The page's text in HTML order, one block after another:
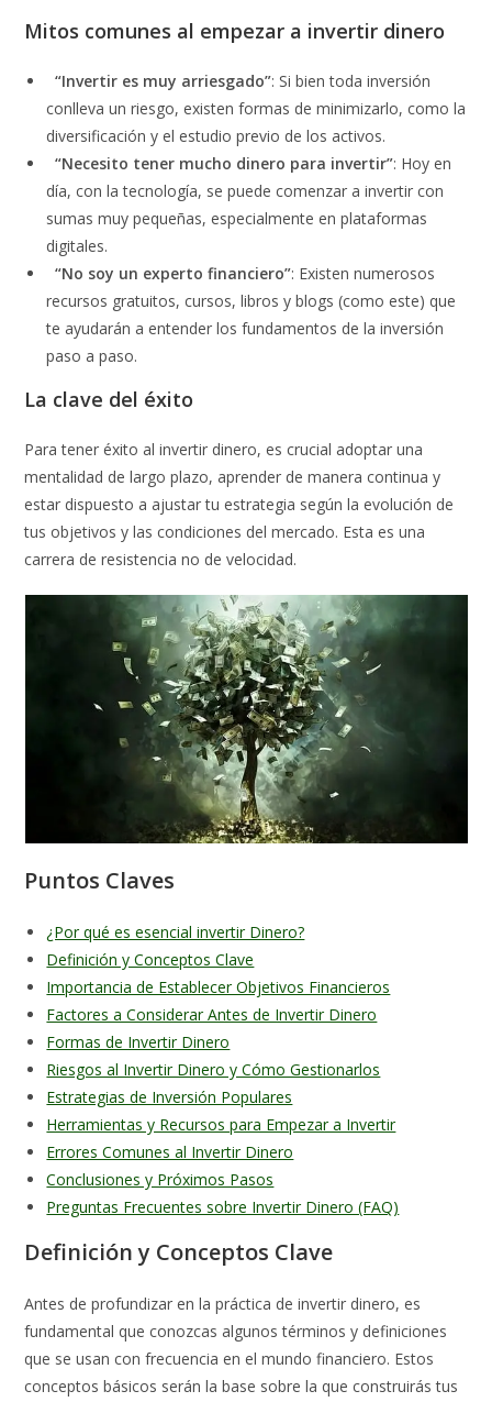
Mitos comunes al empezar a invertir dinero
“Invertir es muy arriesgado”: Si bien toda inversión
conlleva un riesgo, existen formas de minimizarlo, como la
diversificación y el estudio previo de los activos.
“Necesito tener mucho dinero para invertir”: Hoy en
día, con la tecnología, se puede comenzar a invertir con
sumas muy pequeñas, especialmente en plataformas
digitales.
“No soy un experto financiero”: Existen numerosos
recursos gratuitos, cursos, libros y blogs (como este) que
te ayudarán a entender los fundamentos de la inversión
paso a paso.
La clave del éxito
Para tener éxito al invertir dinero, es crucial adoptar una
mentalidad de largo plazo, aprender de manera continua y
estar dispuesto a ajustar tu estrategia según la evolución de
tus objetivos y las condiciones del mercado. Esta es una
carrera de resistencia no de velocidad.
Puntos Claves
¿Por qué es esencial invertir Dinero?
Definición y Conceptos Clave
Importancia de Establecer Objetivos Financieros
Factores a Considerar Antes de Invertir Dinero
Formas de Invertir Dinero
Riesgos al Invertir Dinero y Cómo Gestionarlos
Estrategias de Inversión Populares
Herramientas y Recursos para Empezar a Invertir
Errores Comunes al Invertir Dinero
Conclusiones y Próximos Pasos
Preguntas Frecuentes sobre Invertir Dinero (FAQ)
Definición y Conceptos Clave
Antes de profundizar en la práctica de invertir dinero, es
fundamental que conozcas algunos términos y definiciones
que se usan con frecuencia en el mundo financiero. Estos
conceptos básicos serán la base sobre la que construirás tus